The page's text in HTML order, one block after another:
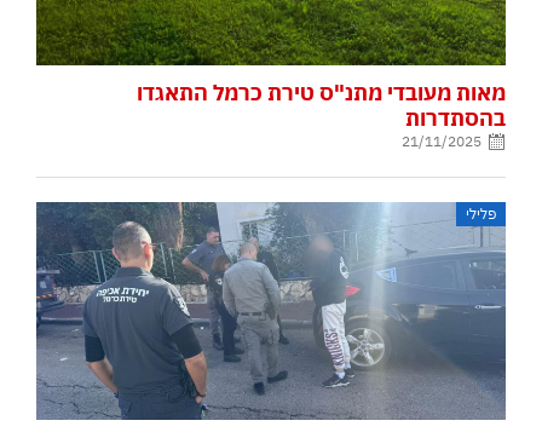
מאות מעובדי מתנ"ס טירת כרמל התאגדו
בהסתדרות
21/11/2025
פלילי